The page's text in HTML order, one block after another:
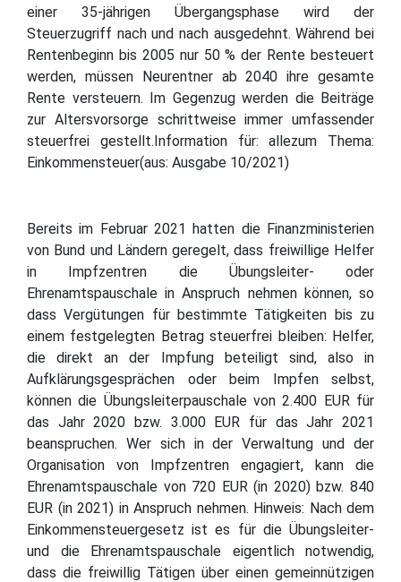
einer 35-jährigen Übergangsphase wird der
Steuerzugriff nach und nach ausgedehnt. Während bei
Rentenbeginn bis 2005 nur 50 % der Rente besteuert
werden, müssen Neurentner ab 2040 ihre gesamte
Rente versteuern. Im Gegenzug werden die Beiträge
zur Altersvorsorge schrittweise immer umfassender
steuerfrei gestellt.Information für: allezum Thema:
Einkommensteuer(aus: Ausgabe 10/2021)
Bereits im Februar 2021 hatten die Finanzministerien
von Bund und Ländern geregelt, dass freiwillige Helfer
in Impfzentren die Übungsleiter- oder
Ehrenamtspauschale in Anspruch nehmen können, so
dass Vergütungen für bestimmte Tätigkeiten bis zu
einem festgelegten Betrag steuerfrei bleiben: Helfer,
die direkt an der Impfung beteiligt sind, also in
Aufklärungsgesprächen oder beim Impfen selbst,
können die Übungsleiterpauschale von 2.400 EUR für
das Jahr 2020 bzw. 3.000 EUR für das Jahr 2021
beanspruchen. Wer sich in der Verwaltung und der
Organisation von Impfzentren engagiert, kann die
Ehrenamtspauschale von 720 EUR (in 2020) bzw. 840
EUR (in 2021) in Anspruch nehmen. Hinweis: Nach dem
Einkommensteuergesetz ist es für die Übungsleiter-
und die Ehrenamtspauschale eigentlich notwendig,
dass die freiwillig Tätigen über einen gemeinnützigen